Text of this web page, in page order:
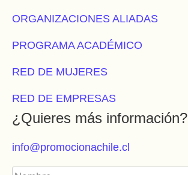
ORGANIZACIONES ALIADAS
PROGRAMA ACADÉMICO
RED DE MUJERES
RED DE EMPRESAS
¿Quieres más información?
info@promocionachile.cl